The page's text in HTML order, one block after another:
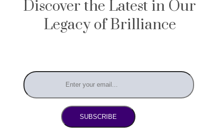
Discover the Latest in Our
Legacy of Brilliance
SUBSCRIBE